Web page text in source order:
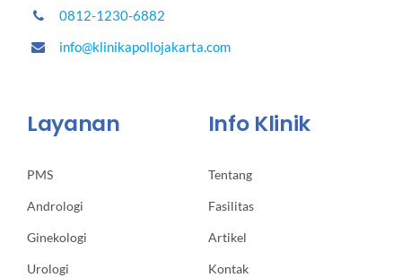
0812-1230-6882
info@klinikapollojakarta.com
Layanan
PMS
Andrologi
Ginekologi
Urologi
Info Klinik
Tentang
Fasilitas
Artikel
Kontak